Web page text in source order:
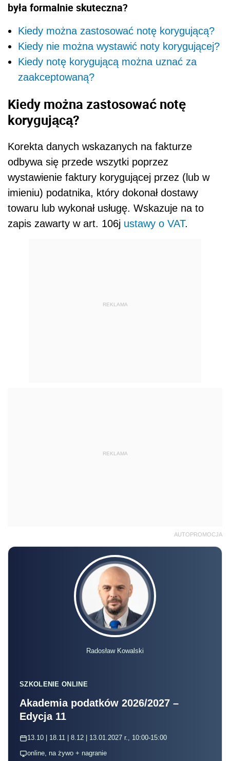
była formalnie skuteczna?
Kiedy można zastosować notę korygującą?
Kiedy nie można wystawić noty korygującej?
Kiedy notę korygującą można uznać za
zaakceptowaną?
Kiedy można zastosować notę
korygującą?
Korekta danych wskazanych na fakturze
odbywa się przede wszytki poprzez
wystawienie faktury korygującej przez (lub w
imieniu) podatnika, który dokonał dostawy
towaru lub wykonał usługę. Wskazuje na to
zapis zawarty w art. 106j ustawy o VAT.
REKLAMA
REKLAMA
AUTOPROMOCJA
Radosław Kowalski
SZKOLENIE ONLINE
Akademia podatków 2026/2027 –
Edycja 11
13.10 | 18.11 | 8.12 | 13.01.2027 r., 10:00-15:00
online, na żywo + nagranie